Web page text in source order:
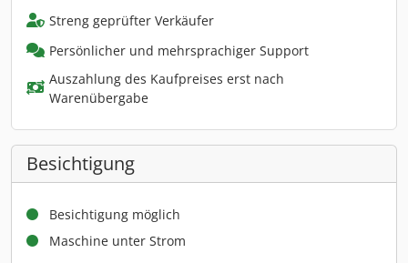
Streng geprüfter Verkäufer
Persönlicher und mehrsprachiger Support
Auszahlung des Kaufpreises erst nach
Warenübergabe
Besichtigung
Besichtigung möglich
Maschine unter Strom